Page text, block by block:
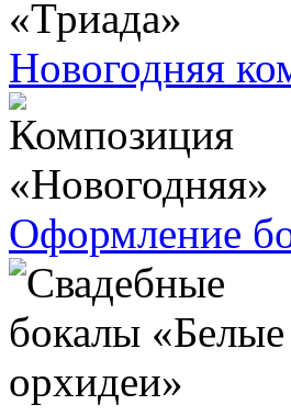
Новогодняя
Оформление